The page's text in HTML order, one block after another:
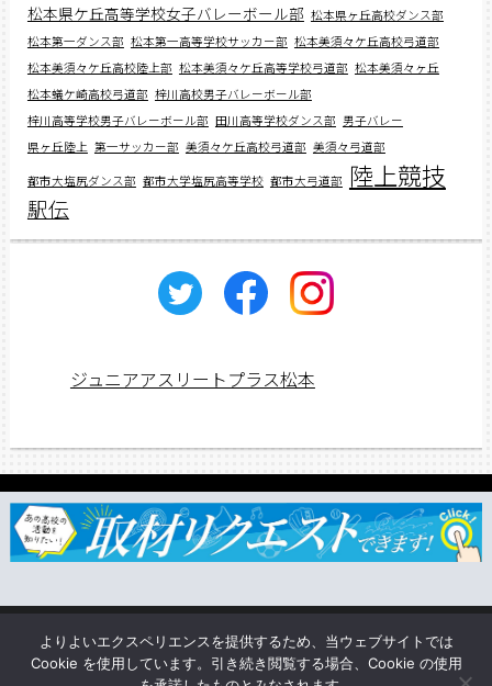
松本県ケ丘高等学校女子バレーボール部 松本県ヶ丘高校ダンス部
松本第一ダンス部 松本第一高等学校サッカー部 松本美須々ケ丘高校弓道部
松本美須々ケ丘高校陸上部 松本美須々ケ丘高等学校弓道部 松本美須々ヶ丘
松本蟻ケ崎高校弓道部 梓川高校男子バレーボール部
梓川高等学校男子バレーボール部 田川高等学校ダンス部 男子バレー
県ヶ丘陸上 第一サッカー部 美須々ケ丘高校弓道部 美須々弓道部
都市大塩尻ダンス部 都市大学塩尻高等学校 都市大弓道部 陸上競技
駅伝
ジュニアアスリートプラス松本
企業情報
よりよいエクスペリエンスを提供するため、当ウェブサイトでは
Cookie を使用しています。引き続き閲覧する場合、Cookie の使用